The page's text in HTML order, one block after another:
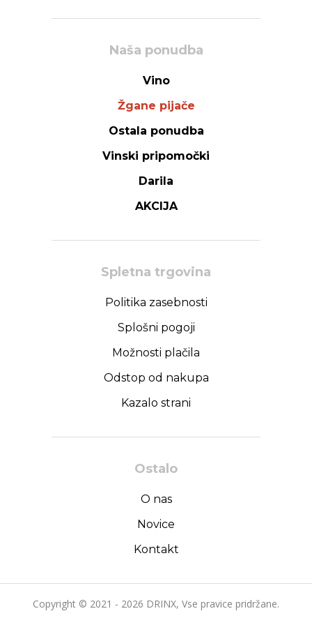
Naša ponudba
Vino
Žgane pijače
Ostala ponudba
Vinski pripomočki
Darila
AKCIJA
Spletna trgovina
Politika zasebnosti
Splošni pogoji
Možnosti plačila
Odstop od nakupa
Kazalo strani
Ostalo
O nas
Novice
Kontakt
Copyright © 2021 - 2026 DRINX, Vse pravice pridržane.